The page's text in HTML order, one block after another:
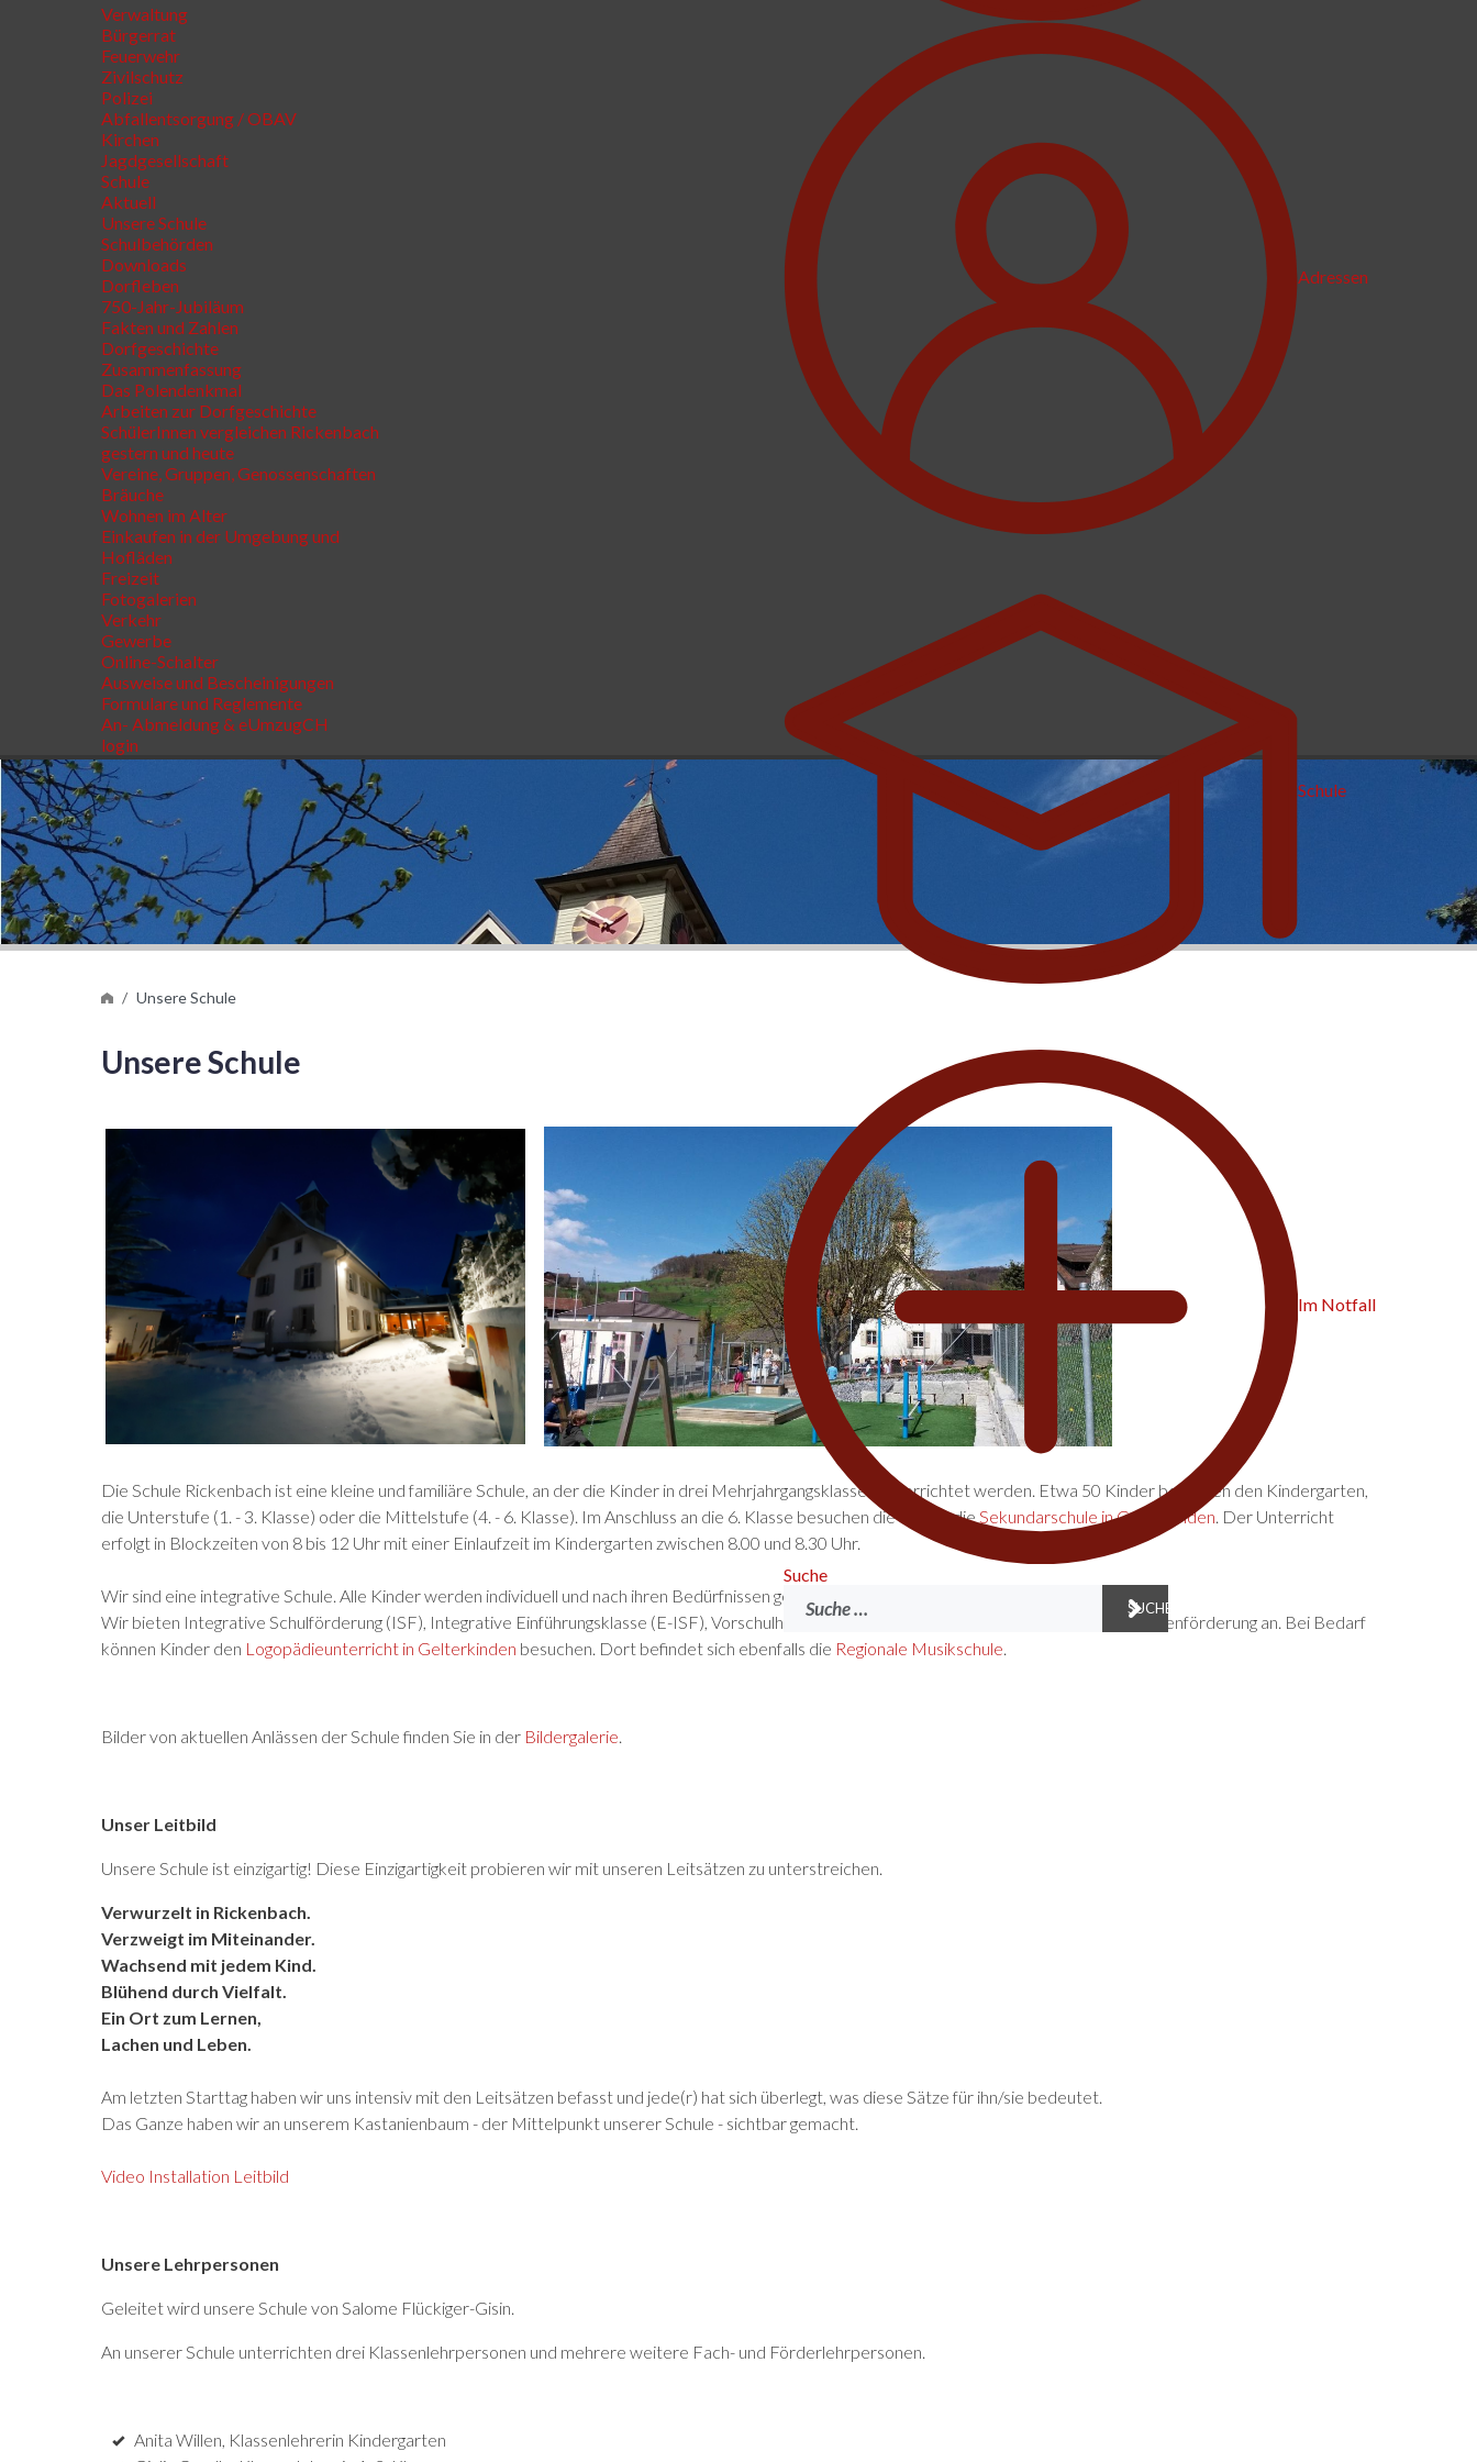
Adressen
Schule
Im Notfall
Suche
Suchen
SUCHEN
Verwaltung
Bürgerrat
Feuerwehr
Zivilschutz
Polizei
Abfallentsorgung / OBAV
Kirchen
Jagdgesellschaft
Schule
Aktuell
Unsere Schule
Schulbehörden
Downloads
Dorfleben
750-Jahr-Jubiläum
Fakten und Zahlen
Dorfgeschichte
Zusammenfassung
Das Polendenkmal
Arbeiten zur Dorfgeschichte
SchülerInnen vergleichen Rickenbach
gestern und heute
Vereine, Gruppen, Genossenschaften
Bräuche
Wohnen im Alter
Einkaufen in der Umgebung und
Hofläden
Freizeit
Fotogalerien
Verkehr
Gewerbe
Online-Schalter
Ausweise und Bescheinigungen
Formulare und Reglemente
An- Abmeldung & eUmzugCH
login
Unsere Schule
Unsere Schule
Die Schule Rickenbach ist eine kleine und familiäre Schule, an der die Kinder in drei Mehrjahrgangsklassen unterrichtet werden. Etwa 50 Kinder besuchen den Kindergarten,
die Unterstufe (1. - 3. Klasse) oder die Mittelstufe (4. - 6. Klasse). Im Anschluss an die 6. Klasse besuchen die Kinder dieSekundarschule in Gelterkinden. Der Unterricht
erfolgt in Blockzeiten von 8 bis 12 Uhr mit einer Einlaufzeit im Kindergarten zwischen 8.00 und 8.30 Uhr.
Wir sind eine integrative Schule. Alle Kinder werden individuell und nach ihren Bedürfnissen gefördert.
Wir bieten Integrative Schulförderung (ISF), Integrative Einführungsklasse (E-ISF), Vorschulheilpädagogik (VHP), Förderunterricht sowie Begabtenförderung an. Bei Bedarf
können Kinder den Logopädieunterricht in Gelterkinden besuchen. Dort befindet sich ebenfalls die Regionale Musikschule.
Bilder von aktuellen Anlässen der Schule finden Sie in der Bildergalerie.
Unser Leitbild
Unsere Schule ist einzigartig! Diese Einzigartigkeit probieren wir mit unseren Leitsätzen zu unterstreichen.
Verwurzelt in Rickenbach.
Verzweigt im Miteinander.
Wachsend mit jedem Kind.
Blühend durch Vielfalt.
Ein Ort zum Lernen,
Lachen und Leben.
Am letzten Starttag haben wir uns intensiv mit den Leitsätzen befasst und jede(r) hat sich überlegt, was diese Sätze für ihn/sie bedeutet.
Das Ganze haben wir an unserem Kastanienbaum - der Mittelpunkt unserer Schule - sichtbar gemacht.
Video Installation Leitbild
Unsere Lehrpersonen
Geleitet wird unsere Schule von Salome Flückiger-Gisin.
An unserer Schule unterrichten drei Klassenlehrpersonen und mehrere weitere Fach- und Förderlehrpersonen.
Anita Willen, Klassenlehrerin Kindergarten